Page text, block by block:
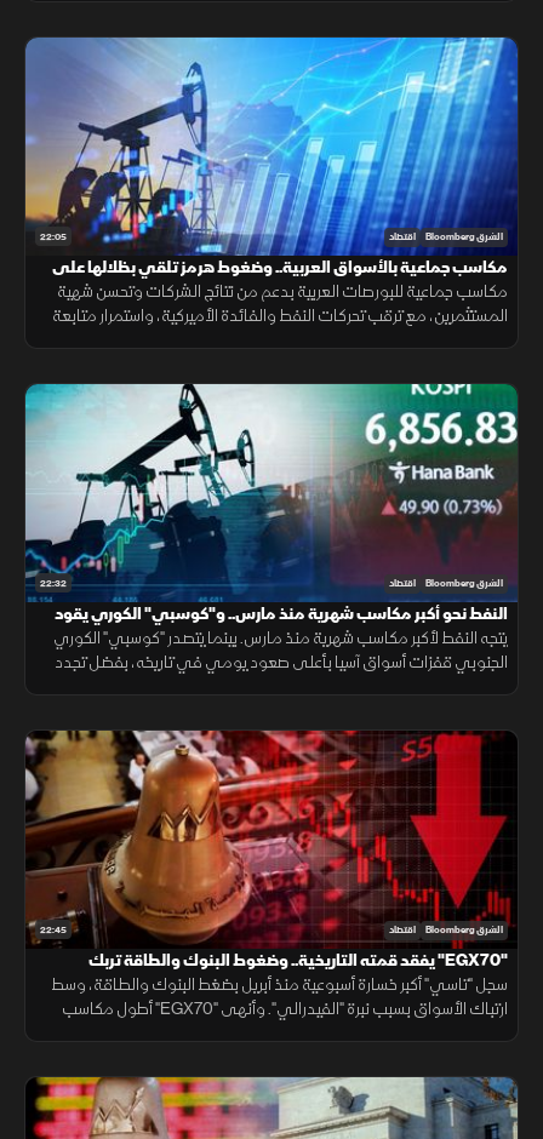
22:05 الشرق Bloomberg اقتصاد
مكاسب جماعية بالأسواق العربية.. وضغوط هرمز تلقي بظلالها على
الطاقة
مكاسب جماعية للبورصات العربية بدعم من نتائج الشركات وتحسن شهية
المستثمرين، مع ترقب تحركات النفط والفائدة الأميركية، واستمرار متابعة
22:32 الشرق Bloomberg اقتصاد
النفط نحو أكبر مكاسب شهرية منذ مارس.. و"كوسبي" الكوري يقود
مكاسب آسيا
يتجه النفط لأكبر مكاسب شهرية منذ مارس. بينما يتصدر "كوسبي" الكوري
الجنوبي قفزات أسواق آسيا بأعلى صعود يومي في تاريخه، بفضل تجدد
22:45 الشرق Bloomberg اقتصاد
"EGX70" يفقد قمته التاريخية.. وضغوط البنوك والطاقة تربك
"تاسي"
سجل "تاسي" أكبر خسارة أسبوعية منذ أبريل بضغط البنوك والطاقة، وسط
ارتباك الأسواق بسبب نبرة "الفيدرالي". وأنهى "EGX70" أطول مكاسب